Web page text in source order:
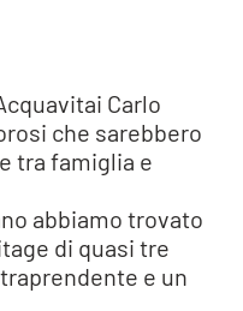
Carlo
che sarebbero
tra famiglia e
abbiamo trovato
di quasi tre
e un